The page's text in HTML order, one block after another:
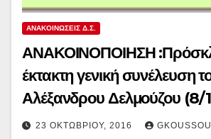
ΑΝΑΚΟΙΝΏΣΕΙΣ Δ.Σ.
ΑΝΑΚΟΙΝΟΠΟΙΗΣΗ
έκτακτη γενική συνέλευση
Αλέξανδρου Δελμούζου (8/
23 ΟΚΤΩΒΡΊΟΥ, 2016